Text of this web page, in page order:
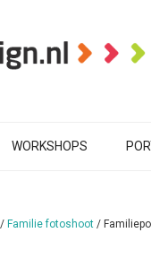
WORKSHOPS
/ Familie fotoshoot /